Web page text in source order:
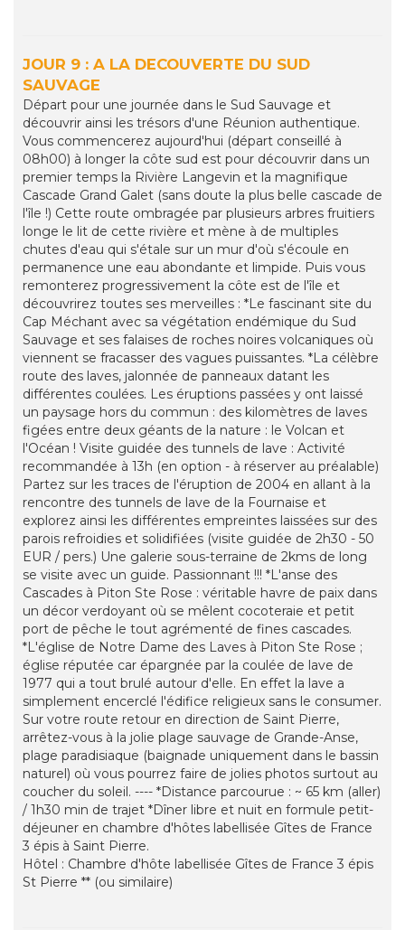
JOUR 9 : A LA DECOUVERTE DU SUD
SAUVAGE
Départ pour une journée dans le Sud Sauvage et
découvrir ainsi les trésors d'une Réunion authentique.
Vous commencerez aujourd'hui (départ conseillé à
08h00) à longer la côte sud est pour découvrir dans un
premier temps la Rivière Langevin et la magnifique
Cascade Grand Galet (sans doute la plus belle cascade de
l'île !) Cette route ombragée par plusieurs arbres fruitiers
longe le lit de cette rivière et mène à de multiples
chutes d'eau qui s'étale sur un mur d'où s'écoule en
permanence une eau abondante et limpide. Puis vous
remonterez progressivement la côte est de l'île et
découvrirez toutes ses merveilles : *Le fascinant site du
Cap Méchant avec sa végétation endémique du Sud
Sauvage et ses falaises de roches noires volcaniques où
viennent se fracasser des vagues puissantes. *La célèbre
route des laves, jalonnée de panneaux datant les
différentes coulées. Les éruptions passées y ont laissé
un paysage hors du commun : des kilomètres de laves
figées entre deux géants de la nature : le Volcan et
l'Océan ! Visite guidée des tunnels de lave : Activité
recommandée à 13h (en option - à réserver au préalable)
Partez sur les traces de l'éruption de 2004 en allant à la
rencontre des tunnels de lave de la Fournaise et
explorez ainsi les différentes empreintes laissées sur des
parois refroidies et solidifiées (visite guidée de 2h30 - 50
EUR / pers.) Une galerie sous-terraine de 2kms de long
se visite avec un guide. Passionnant !!! *L'anse des
Cascades à Piton Ste Rose : véritable havre de paix dans
un décor verdoyant où se mêlent cocoteraie et petit
port de pêche le tout agrémenté de fines cascades.
*L'église de Notre Dame des Laves à Piton Ste Rose ;
église réputée car épargnée par la coulée de lave de
1977 qui a tout brulé autour d'elle. En effet la lave a
simplement encerclé l'édifice religieux sans le consumer.
Sur votre route retour en direction de Saint Pierre,
arrêtez-vous à la jolie plage sauvage de Grande-Anse,
plage paradisiaque (baignade uniquement dans le bassin
naturel) où vous pourrez faire de jolies photos surtout au
coucher du soleil. ---- *Distance parcourue : ~ 65 km (aller)
/ 1h30 min de trajet *Dîner libre et nuit en formule petit-
déjeuner en chambre d'hôtes labellisée Gîtes de France
3 épis à Saint Pierre.
Hôtel : Chambre d'hôte labellisée Gîtes de France 3 épis
St Pierre ** (ou similaire)